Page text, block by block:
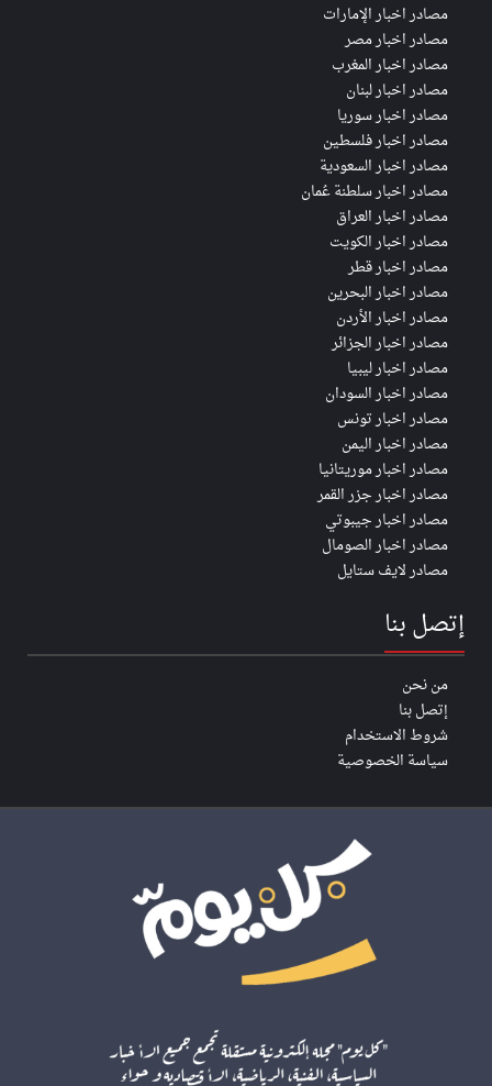
مصادر اخبار الإمارات
مصادر اخبار مصر
مصادر اخبار المغرب
مصادر اخبار لبنان
مصادر اخبار سوريا
مصادر اخبار فلسطين
مصادر اخبار السعودية
مصادر اخبار سلطنة عُمان
مصادر اخبار العراق
مصادر اخبار الكويت
مصادر اخبار قطر
مصادر اخبار البحرين
مصادر اخبار الأردن
مصادر اخبار الجزائر
مصادر اخبار ليبيا
مصادر اخبار السودان
مصادر اخبار تونس
مصادر اخبار اليمن
مصادر اخبار موريتانيا
مصادر اخبار جزر القمر
مصادر اخبار جيبوتي
مصادر اخبار الصومال
مصادر لايف ستايل
إتصل بنا
من نحن
إتصل بنا
شروط الاستخدام
سياسة الخصوصية